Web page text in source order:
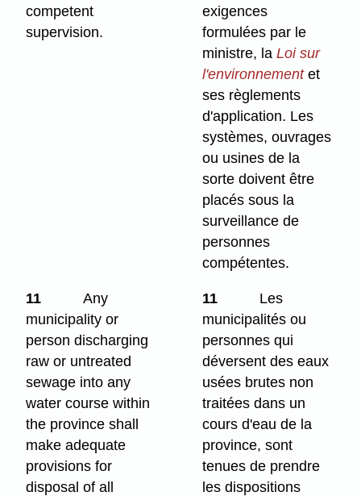
competent
supervision.
exigences
formulées par le
ministre, laLoi sur
l'environnementet
ses règlements
d'application. Les
systèmes, ouvrages
ou usines de la
sorte doivent être
placés sous la
surveillance de
personnes
compétentes.
11
Any
municipality or
person discharging
raw or untreated
sewage into any
water course within
the province shall
make adequate
provisions for
disposal of all
11
Les
municipalités ou
personnes qui
déversent des eaux
usées brutes non
traitées dans un
cours d'eau de la
province, sont
tenues de prendre
les dispositions